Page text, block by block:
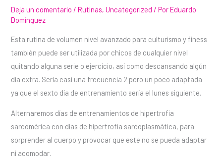
Deja un comentario /Rutinas,Uncategorized / PorEduardo
Domínguez
Esta rutina de volumen nivel avanzado para culturismo y finess
también puede ser utilizada por chicos de cualquier nivel
quitando alguna serie o ejercicio, así como descansando algún
día extra. Sería casi una frecuencia 2 pero un poco adaptada
ya que el sexto día de entrenamiento sería el lunes siguiente.
Alternaremos días de entrenamientos de hipertrofia
sarcomérica con días de hipertrofia sarcoplasmática, para
sorprender al cuerpo y provocar que este no se pueda adaptar
ni acomodar.